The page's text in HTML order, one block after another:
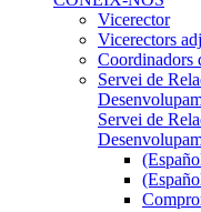
Vicerector
Vicerectors
Coordinadors
Servei de
Servei de